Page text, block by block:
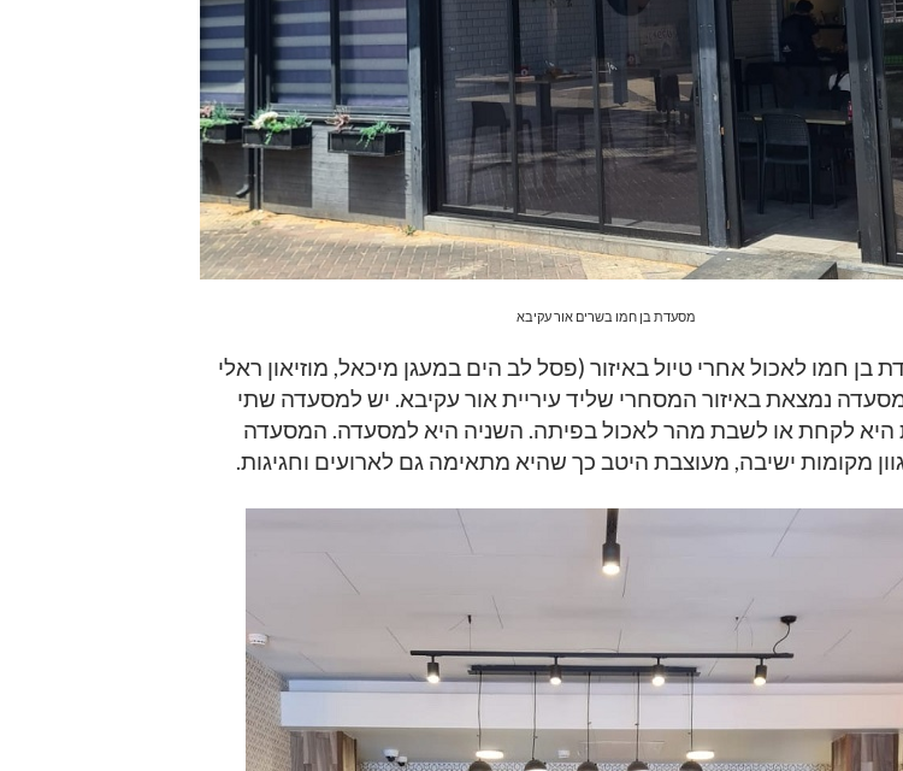
מסעדת בן חמו בשרים אור עקיבא
בן חמו לאכול אחרי טיול באיזור (פסל לב הים במעגן מיכאל, מוזיאון ראלי
נמצאת באיזור המסחרי שליד עיריית אור עקיבא. יש למסעדה שתי
היא לקחת או לשבת מהר לאכול בפיתה. השניה היא למסעדה. המסעדה
מקומות ישיבה, מעוצבת היטב כך שהיא מתאימה גם לארועים וחגיגות.